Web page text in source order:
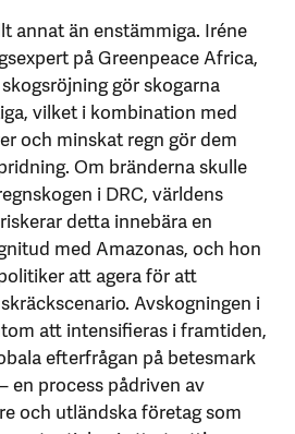
annat än enstämmiga. Iréne
på Greenpeace Africa,
gör skogarna
vilket i kombination med
och minskat regn gör dem
Om bränderna skulle
i DRC, världens
detta innebära en
med Amazonas, och hon
att agera för att
Avskogningen i
att intensifieras i framtiden,
efterfrågan på betesmark
en process pådriven av
och utländska företag som